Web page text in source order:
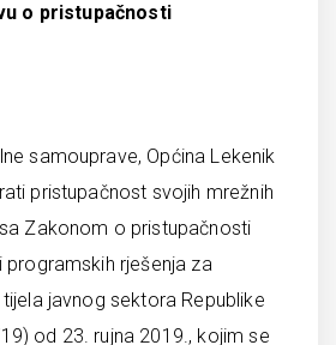
o pristupačnosti
samouprave, Općina Lekenik
pristupačnost svojih mrežnih
Zakonom o pristupačnosti
programskih rješenja za
javnog sektora Republike
od 23. rujna 2019., kojim se